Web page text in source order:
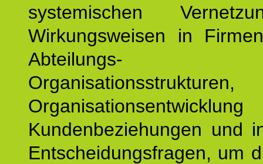
systemischen
Wirkungsweisen in
Abteilungs-
Kundenbeziehungen und
Entscheidungsfragen, um